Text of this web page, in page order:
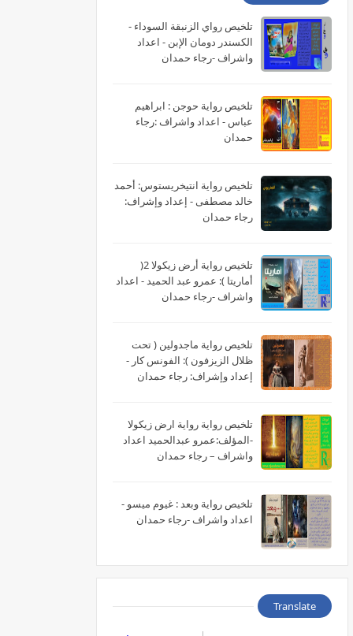
تلخيص رواي الزنبقة السوداء -
الكسندر دومان الإبن - اعداد
واشراف -رجاء حمدان
تلخيص رواية حوجن : ابراهيم
عباس - اعداد واشراف :رجاء
حمدان
تلخيص رواية انتيخريستوس: أحمد
خالد مصطفى - إعداد وإشراف:
رجاء حمدان
تلخيص رواية أرض زيكولا 2(
أماريتا ): عمرو عبد الحميد - اعداد
واشراف -رجاء حمدان
تلخيص رواية ماجدولين ( تحت
ظلال الزيزفون ): الفونس كار -
إعداد وإشراف: رجاء حمدان
تلخيص رواية رواية ارض زيكولا
-المؤلف:عمرو عبدالحميد اعداد
واشراف – رجاء حمدان
تلخيص رواية وبعد : غيوم ميسو -
اعداد واشراف -رجاء حمدان
Translate